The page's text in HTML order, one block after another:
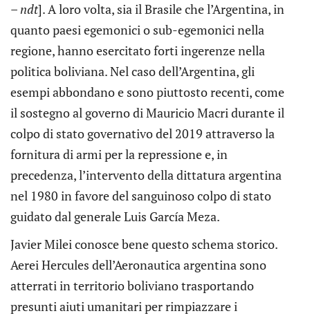
–ndt]. A loro volta, sia il Brasile che l’Argentina, in
quanto paesi egemonici o sub-egemonici nella
regione, hanno esercitato forti ingerenze nella
politica boliviana. Nel caso dell’Argentina, gli
esempi abbondano e sono piuttosto recenti, come
il sostegno al governo di Mauricio Macri durante il
colpo di stato governativo del 2019 attraverso la
fornitura di armi per la repressione e, in
precedenza, l’intervento della dittatura argentina
nel 1980 in favore del sanguinoso colpo di stato
guidato dal generale Luis García Meza.
Javier Milei conosce bene questo schema storico.
Aerei Hercules dell’Aeronautica argentina sono
atterrati in territorio boliviano trasportando
presunti aiuti umanitari per rimpiazzare i